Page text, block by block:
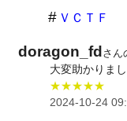
ＶＣＴＦ
doragon_fdさん
大変助かりま
★★★★★
2024-10-24